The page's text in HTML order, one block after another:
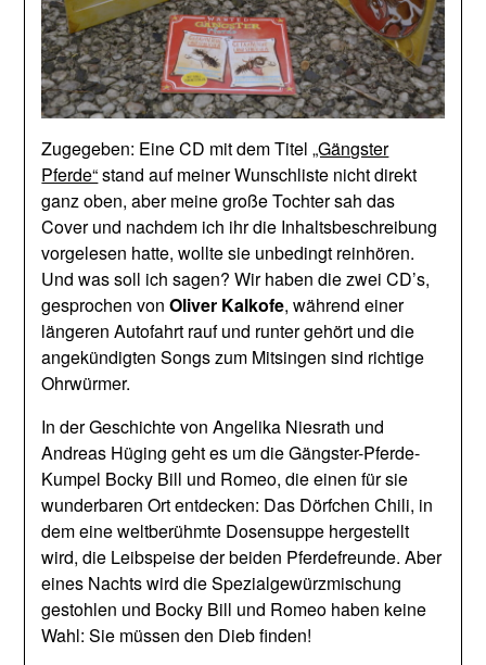
Zugegeben: Eine CD mit dem Titel„Gängster
Pferde“stand auf meiner Wunschliste nicht direkt
ganz oben, aber meine große Tochter sah das
Cover und nachdem ich ihr die Inhaltsbeschreibung
vorgelesen hatte, wollte sie unbedingt reinhören.
Und was soll ich sagen? Wir haben die zwei CD’s,
gesprochen vonOliver Kalkofe, während einer
längeren Autofahrt rauf und runter gehört und die
angekündigten Songs zum Mitsingen sind richtige
Ohrwürmer.
In der Geschichte von Angelika Niesrath und
Andreas Hüging geht es um die Gängster-Pferde-
Kumpel Bocky Bill und Romeo, die einen für sie
wunderbaren Ort entdecken: Das Dörfchen Chili, in
dem eine weltberühmte Dosensuppe hergestellt
wird, die Leibspeise der beiden Pferdefreunde. Aber
eines Nachts wird die Spezialgewürzmischung
gestohlen und Bocky Bill und Romeo haben keine
Wahl: Sie müssen den Dieb finden!